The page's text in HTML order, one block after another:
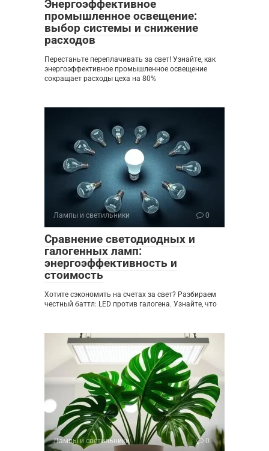
Энергоэффективное
промышленное освещение:
выбор системы и снижение
расходов
Перестаньте переплачивать за свет! Узнайте, как
энергоэффективное промышленное освещение
сокращает расходы цеха на 80%
Лампы и светильники 0
Сравнение светодиодных и
галогенных ламп:
энергоэффективность и
стоимость
Хотите сэкономить на счетах за свет? Разбираем
честный баттл: LED против галогена. Узнайте, что
Лампы и светильники 0